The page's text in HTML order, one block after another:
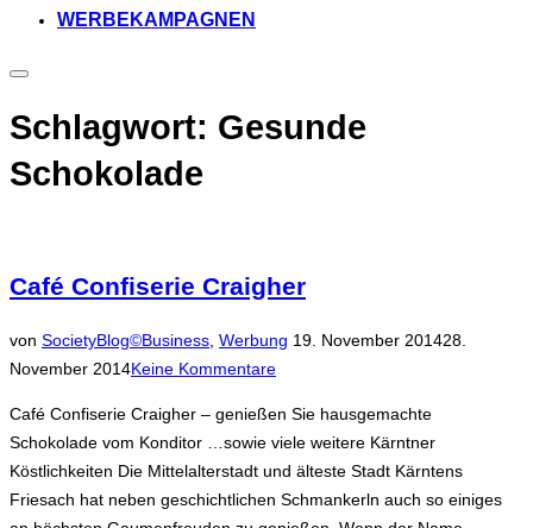
WERBEKAMPAGNEN
Seitenleiste
Navigation
umschalten
Schlagwort: Gesunde
Schokolade
Café Confiserie Craigher
von SocietyBlog©Business Werbung Veröffentlicht
19. November 201428.
November 2014Keine Kommentare
Café Confiserie Craigher – genießen Sie hausgemachte
Schokolade vom Konditor …sowie viele weitere Kärntner
Köstlichkeiten Die Mittelalterstadt und älteste Stadt Kärntens
Friesach hat neben geschichtlichen Schmankerln auch so einiges